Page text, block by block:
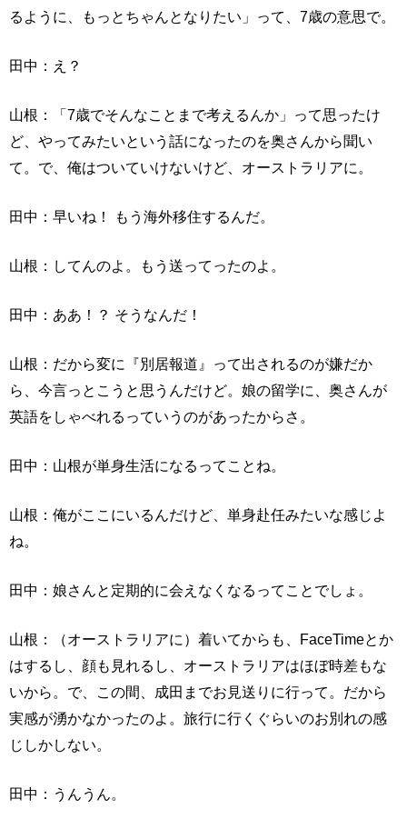
るように、もっとちゃんとなりたい」って、7歳の意思で。
田中：え？
山根：「7歳でそんなことまで考えるんか」って思ったけ
ど、やってみたいという話になったのを奥さんから聞い
て。で、俺はついていけないけど、オーストラリアに。
田中：早いね！ もう海外移住するんだ。
山根：してんのよ。もう送ってったのよ。
田中：ああ！？ そうなんだ！
山根：だから変に『別居報道』って出されるのが嫌だか
ら、今言っとこうと思うんだけど。娘の留学に、奥さんが
英語をしゃべれるっていうのがあったからさ。
田中：山根が単身生活になるってことね。
山根：俺がここにいるんだけど、単身赴任みたいな感じよ
ね。
田中：娘さんと定期的に会えなくなるってことでしょ。
山根：（オーストラリアに）着いてからも、FaceTimeとか
はするし、顔も見れるし、オーストラリアはほぼ時差もな
いから。で、この間、成田までお見送りに行って。だから
実感が湧かなかったのよ。旅行に行くぐらいのお別れの感
じしかしない。
田中：うんうん。